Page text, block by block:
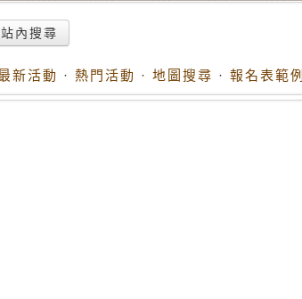
站內搜尋
新活動 · 熱門活動 · 地圖搜尋 · 報名表範例